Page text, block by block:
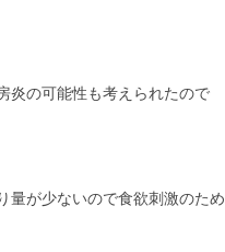
炎の可能性も考えられたので
量が少ないので食欲刺激のため